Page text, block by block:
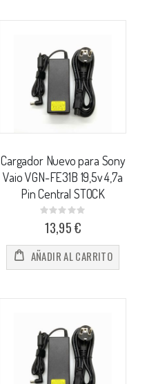
Cargador Nuevo para Sony
Vaio VGN-FE31B 19,5v 4,7a
Pin Central STOCK
Rating:
0%13,95 €
AÑADIR AL CARRITO